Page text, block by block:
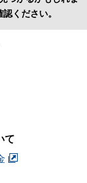
ください。
て